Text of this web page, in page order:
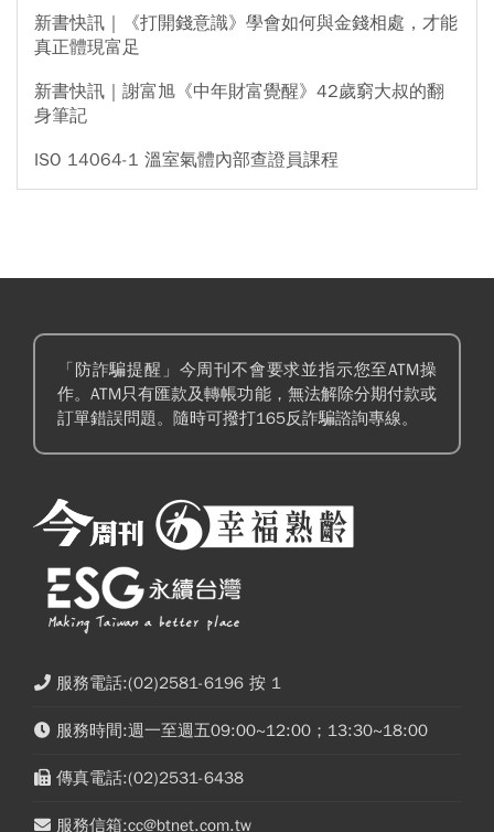
新書快訊｜《打開錢意識》學會如何與金錢相處，才能
真正體現富足
新書快訊｜謝富旭《中年財富覺醒》42歲窮大叔的翻
身筆記
ISO 14064-1 溫室氣體內部查證員課程
「防詐騙提醒」今周刊不會要求並指示您至ATM操
作。ATM只有匯款及轉帳功能，無法解除分期付款或
訂單錯誤問題。隨時可撥打165反詐騙諮詢專線。
服務電話:(02)2581-6196 按 1
服務時間:週一至週五09:00~12:00；13:30~18:00
傳真電話:(02)2531-6438
服務信箱:cc@btnet.com.tw